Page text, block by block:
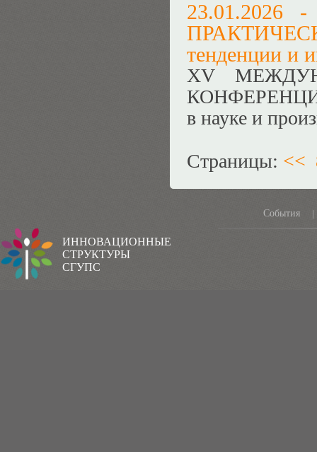
23.01.2026
тенденции и
ХV
в науке и
Страницы: <<
События |
ИННОВАЦИОННЫЕ
СТРУКТУРЫ
СГУПС